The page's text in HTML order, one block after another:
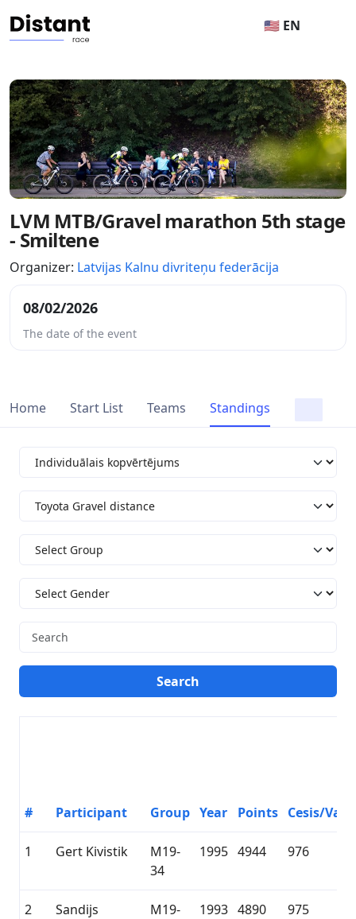
🇺🇸 EN
LVM MTB/Gravel marathon 5th stage
- Smiltene
Organizer: Latvijas Kalnu divriteņu federācija
08/02/2026
The date of the event
Home Start List Teams Standings
# Participant Group Year Points Cesis/
1 Gert Kivistik
M19-
34
1995 4944 976
2
Sandijs
M19-
1993 4890 975